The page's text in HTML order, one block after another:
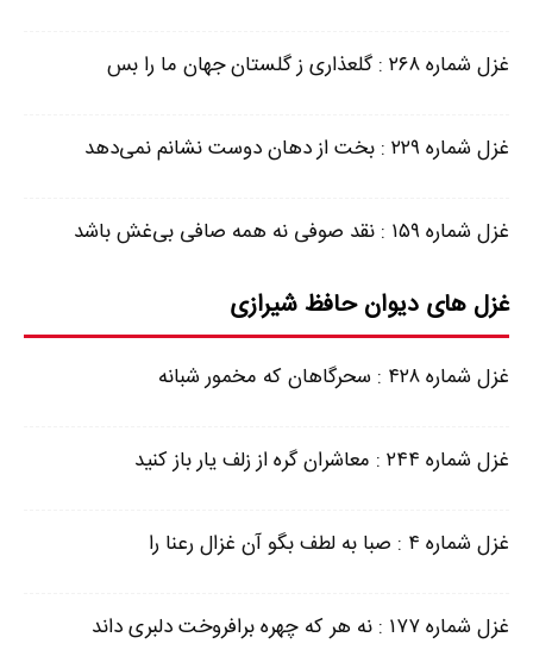
غزل شماره ۲۶۸ : گلعذاری ز گلستان جهان ما را بس
غزل شماره ۲۲۹ : بخت از دهان دوست نشانم نمی‌دهد
غزل شماره ۱۵۹ : نقد صوفی نه همه صافی بی‌غش باشد
غزل های دیوان حافظ شیرازی
غزل شماره ۴۲۸ : سحرگاهان که مخمور شبانه
غزل شماره ۲۴۴ : معاشران گره از زلف یار باز کنید
غزل شماره ۴ : صبا به لطف بگو آن غزال رعنا را
غزل شماره ۱۷۷ : نه هر که چهره برافروخت دلبری داند